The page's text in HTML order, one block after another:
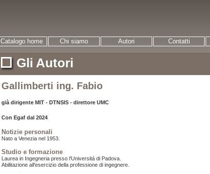
Catalogo home Chi siamo Autori Contatti
Gli Autori
Gallimberti ing. Fabio
già dirigente MIT - DTNSIS - direttore UMC
Con Egaf dal 2024
Notizie personali
Nato a Venezia nel 1953.
Studio e formazione
Laurea in Ingegneria presso l'Università di Padova.
Abilitazione all'esercizio della professione di ingegnere.